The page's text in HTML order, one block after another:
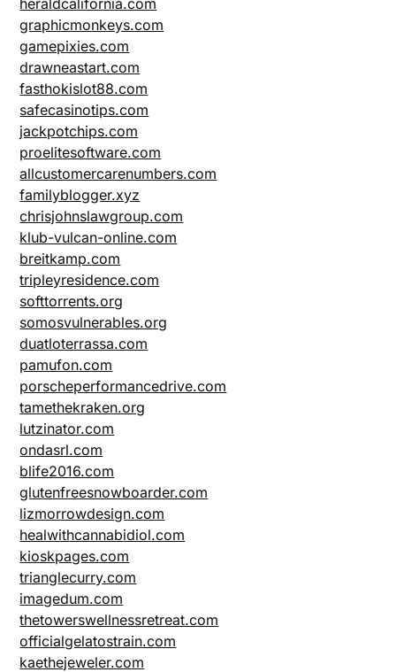
graphicmonkeys.com
gamepixies.com
drawneastart.com
fasthokislot88.com
safecasinotips.com
jackpotchips.com
proelitesoftware.com
allcustomercarenumbers.com
familyblogger.xyz
chrisjohnslawgroup.com
klub-vulcan-online.com
breitkamp.com
tripleyresidence.com
softtorrents.org
somosvulnerables.org
duatloterrassa.com
pamufon.com
porscheperformancedrive.com
tamethekraken.org
lutzinator.com
ondasrl.com
blife2016.com
glutenfreesnowboarder.com
lizmorrowdesign.com
healwithcannabidiol.com
kioskpages.com
trianglecurry.com
imagedum.com
thetowerswellnessretreat.com
officialgelatostrain.com
kaethejeweler.com